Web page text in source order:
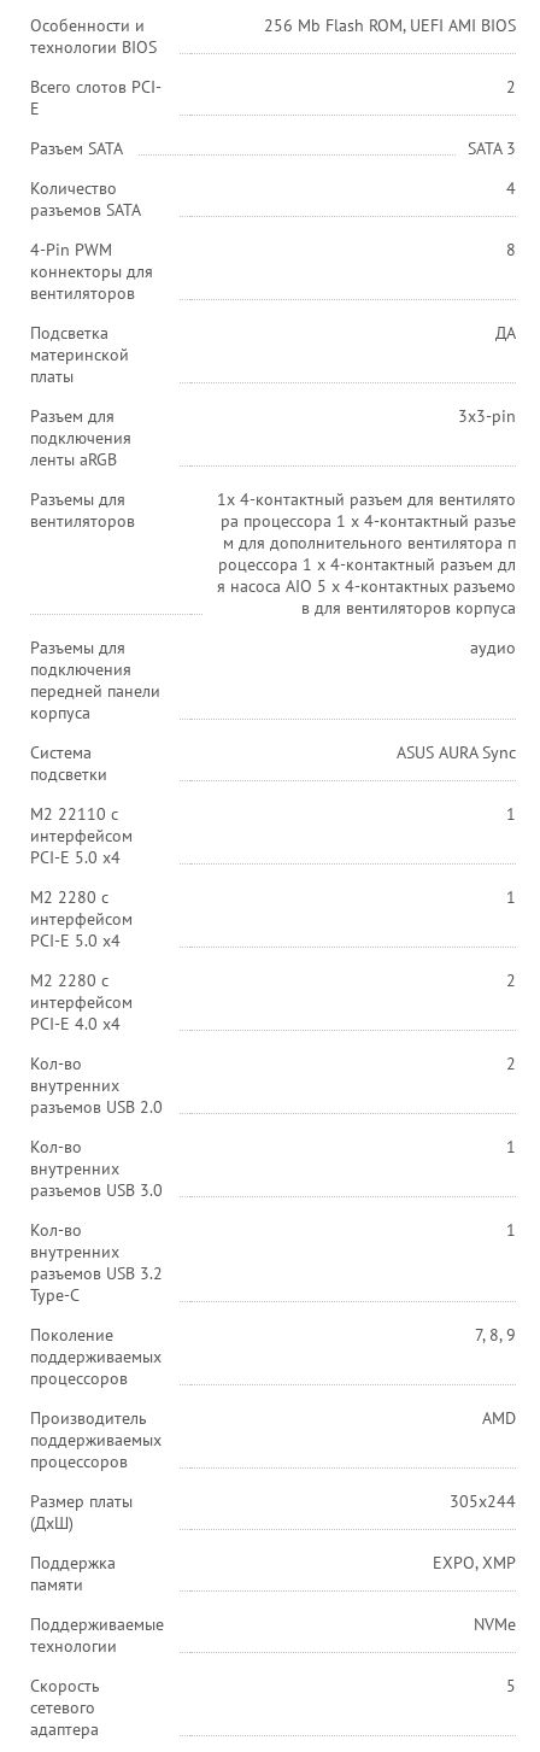
Особенности и
технологии BIOS
256 Mb Flash ROM, UEFI AMI BIOS
Всего слотов PCI-
E
2
Разъем SATA
SATA 3
Количество
разъемов SATA
4
4-Pin PWM
коннекторы для
вентиляторов
8
Подсветка
материнской
платы
ДА
Разъем для
подключения
ленты aRGB
3x3-pin
Разъемы для
вентиляторов
1x 4-контактный разъем для вентилято
ра процессора 1 x 4-контактный разъе
м для дополнительного вентилятора п
роцессора 1 x 4-контактный разъем дл
я насоса AIO 5 x 4-контактных разъемо
в для вентиляторов корпуса
Разъемы для
подключения
передней панели
корпуса
аудио
Система
подсветки
ASUS AURA Sync
M2 22110 с
интерфейсом
PCI-E 5.0 х4
1
M2 2280 с
интерфейсом
PCI-E 5.0 х4
1
M2 2280 с
интерфейсом
PCI-E 4.0 х4
2
Кол-во
внутренних
разъемов USB 2.0
2
Кол-во
внутренних
разъемов USB 3.0
1
Кол-во
внутренних
разъемов USB 3.2
Type-C
1
Поколение
поддерживаемых
процессоров
7, 8, 9
Производитель
поддерживаемых
процессоров
AMD
Размер платы
(ДxШ)
305x244
Поддержка
памяти
EXPO, XMP
Поддерживаемые
технологии
NVMe
Скорость
сетевого
адаптера
5